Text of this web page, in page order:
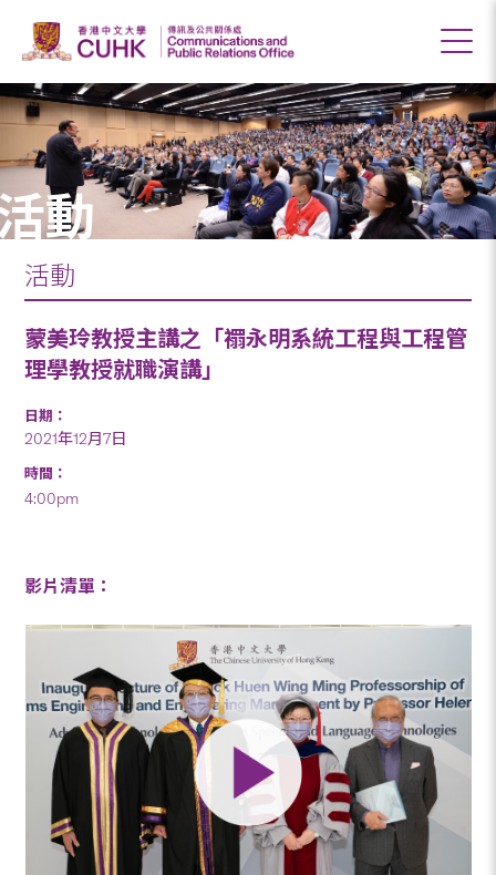
動
活動
蒙美玲教授主講之「禤永明系統工程與工程管
理學教授就職演講」
日期：
2021年12月7日
時間：
4:00pm
影片清單：